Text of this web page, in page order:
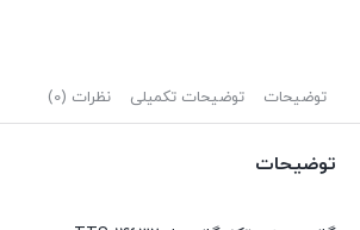
توضیحات توضیحات تکمیلی نظرات (0)
توضیحات